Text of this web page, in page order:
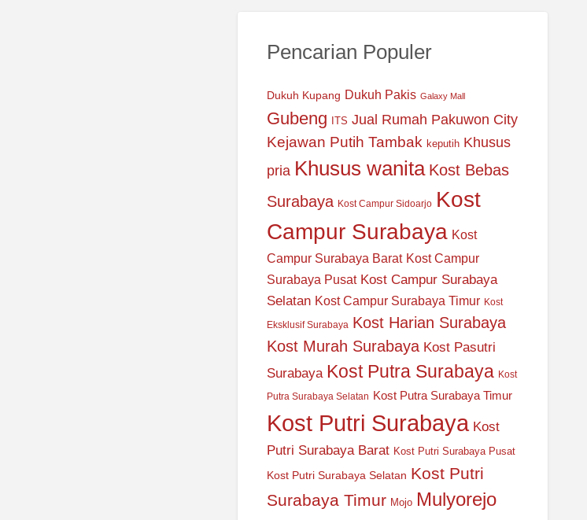
Pencarian Populer
Dukuh Kupang Dukuh Pakis Galaxy Mall
Gubeng ITS Jual Rumah Pakuwon City
Kejawan Putih Tambak keputih Khusus
pria Khusus wanita Kost Bebas
Surabaya Kost Campur Sidoarjo Kost
Campur Surabaya Kost
Campur Surabaya Barat Kost Campur
Surabaya Pusat Kost Campur Surabaya
Selatan Kost Campur Surabaya Timur Kost
Eksklusif Surabaya Kost Harian Surabaya
Kost Murah Surabaya Kost Pasutri
Surabaya Kost Putra Surabaya Kost
Putra Surabaya Selatan Kost Putra Surabaya Timur
Kost Putri Surabaya Kost
Putri Surabaya Barat Kost Putri Surabaya Pusat
Kost Putri Surabaya Selatan Kost Putri
Surabaya Timur Mojo Mulyorejo